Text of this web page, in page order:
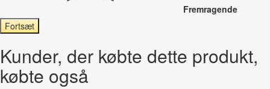
Fremragende
Fortsæt
Kunder, der købte dette produkt,
købte også